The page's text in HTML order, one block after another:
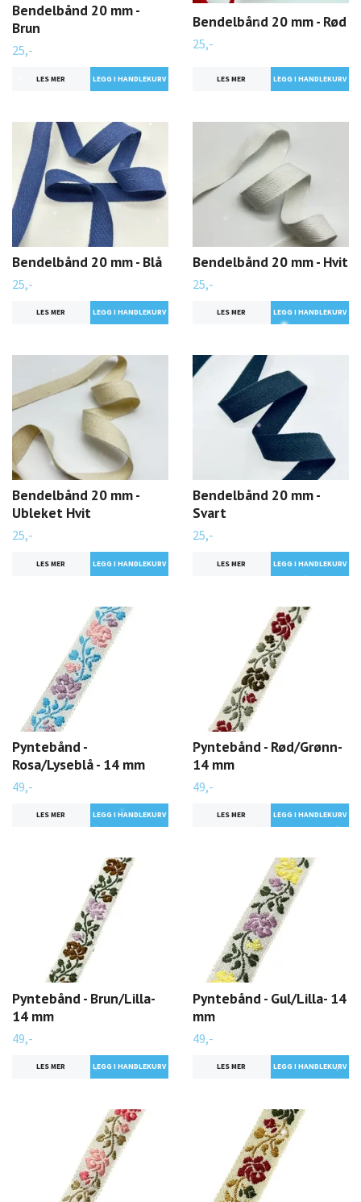
Bendelbånd 20 mm -
Brun
25,-
LES MER
Bendelbånd 20 mm - Rød
25,-
LES MER
Bendelbånd 20 mm - Blå
25,-
LES MER
Bendelbånd 20 mm - Hvit
25,-
LES MER
Bendelbånd 20 mm -
Ubleket Hvit
25,-
LES MER
Bendelbånd 20 mm -
Svart
25,-
LES MER
Pyntebånd -
Rosa/Lyseblå - 14 mm
49,-
LES MER
Pyntebånd - Rød/Grønn-
14 mm
49,-
LES MER
Pyntebånd - Brun/Lilla-
14 mm
49,-
LES MER
Pyntebånd - Gul/Lilla- 14
mm
49,-
LES MER